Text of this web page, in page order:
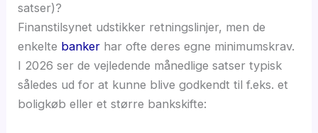
satser)?
Finanstilsynet udstikker retningslinjer, men de
enkelte banker har ofte deres egne minimumskrav.
I 2026 ser de vejledende månedlige satser typisk
således ud for at kunne blive godkendt til f.eks. et
boligkøb eller et større bankskifte: